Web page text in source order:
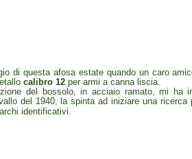
di questa afosa estate quando un caro
calibro 12 per armi a canna liscia.
del bossolo,in acciaio ramato,mi ha
del 1940, la spinta ad iniziare una
identificativi.